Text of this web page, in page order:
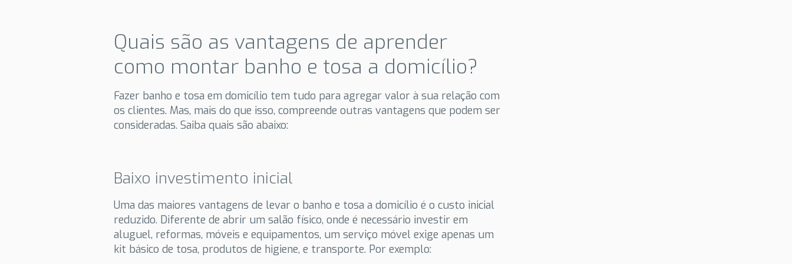
Quais são as vantagens de aprender
como montar banho e tosa a domicílio?
Fazer banho e tosa em domicílio tem tudo para agregar valor à sua relação com
os clientes. Mas, mais do que isso, compreende outras vantagens que podem ser
consideradas. Saiba quais são abaixo:
Baixo investimento inicial
Uma das maiores vantagens de levar o banho e tosa a domicílio é o custo inicial
reduzido. Diferente de abrir um salão físico, onde é necessário investir em
aluguel, reformas, móveis e equipamentos, um serviço móvel exige apenas um
kit básico de tosa, produtos de higiene, e transporte. Por exemplo: